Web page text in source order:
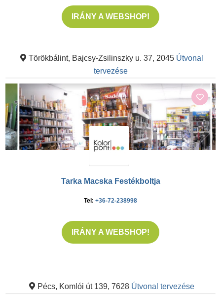
IRÁNY A WEBSHOP!
Törökbálint, Bajcsy-Zsilinszky u. 37, 2045 Útvonal
tervezése
Tarka Macska Festékboltja
Tel: +36-72-238998
IRÁNY A WEBSHOP!
Pécs, Komlói út 139, 7628 Útvonal tervezése